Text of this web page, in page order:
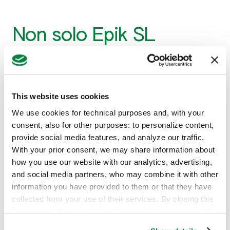
This website uses cookies
We use cookies for technical purposes and, with your
consent, also for other purposes: to personalize content,
provide social media features, and analyze our traffic.
With your prior consent, we may share information about
how you use our website with our analytics, advertising,
and social media partners, who may combine it with other
information you have provided to them or that they have
collected from your use of their services. By closing this
Non solo Epik SL
Sulla coltura del nocciolo Epik SL trova inTrebon Up
sugli insetti tramite un meccanismo d’azione
differente da quello di acetamiprid.
Su nocciolo Trebon Up è autorizzato per un
trattamento annuo contro Cimici (Gonocerus
acuteangulatus, Nezara viridula, Palomena prasina ),
Balanino (Curculio nucum),Halyomorpha Halyse
Popillia japonica. La dose massima di impiego è di